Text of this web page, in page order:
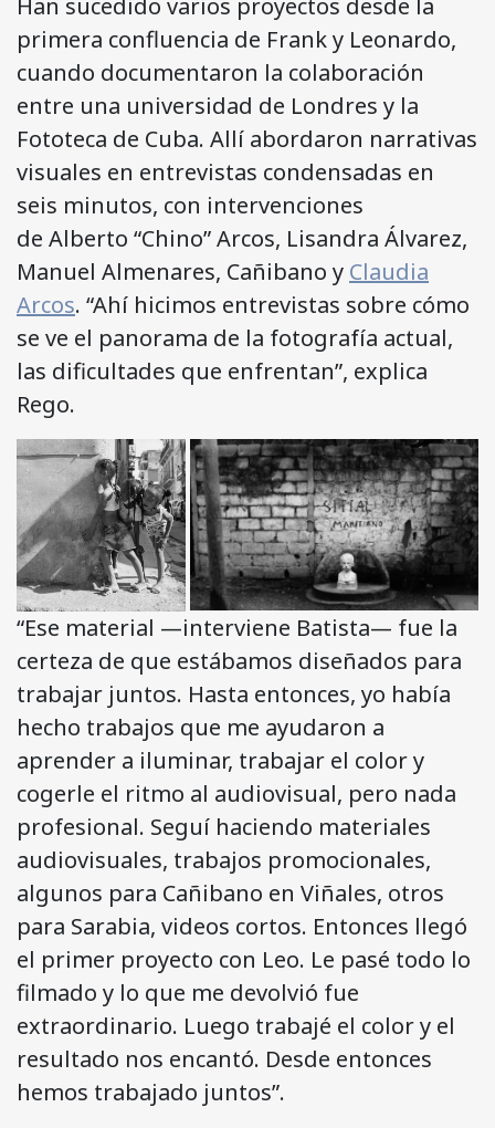
Han sucedido varios proyectos desde la
primera confluencia de Frank y Leonardo,
cuando documentaron la colaboración
entre una universidad de Londres y la
Fototeca de Cuba. Allí abordaron narrativas
visuales en entrevistas condensadas en
seis minutos, con intervenciones
de Alberto “Chino” Arcos, Lisandra Álvarez,
Manuel Almenares, Cañibano y Claudia
Arcos. “Ahí hicimos entrevistas sobre cómo
se ve el panorama de la fotografía actual,
las dificultades que enfrentan”, explica
Rego.
“Ese material —interviene Batista— fue la
certeza de que estábamos diseñados para
trabajar juntos. Hasta entonces, yo había
hecho trabajos que me ayudaron a
aprender a iluminar, trabajar el color y
cogerle el ritmo al audiovisual, pero nada
profesional. Seguí haciendo materiales
audiovisuales, trabajos promocionales,
algunos para Cañibano en Viñales, otros
para Sarabia, videos cortos. Entonces llegó
el primer proyecto con Leo. Le pasé todo lo
filmado y lo que me devolvió fue
extraordinario. Luego trabajé el color y el
resultado nos encantó. Desde entonces
hemos trabajado juntos”.